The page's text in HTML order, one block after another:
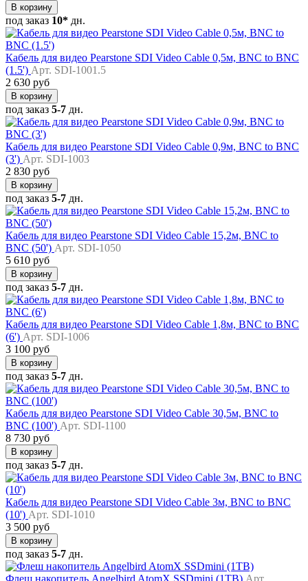
В корзину
под заказ 10* дн.
Кабель для видео Pearstone SDI Video Cable 0,5м, BNC to BNC
(1.5') Арт. SDI-1001.5
2 630 руб
В корзину
под заказ 5-7 дн.
Кабель для видео Pearstone SDI Video Cable 0,9м, BNC to BNC
(3') Арт. SDI-1003
2 830 руб
В корзину
под заказ 5-7 дн.
Кабель для видео Pearstone SDI Video Cable 15,2м, BNC to
BNC (50') Арт. SDI-1050
5 610 руб
В корзину
под заказ 5-7 дн.
Кабель для видео Pearstone SDI Video Cable 1,8м, BNC to BNC
(6') Арт. SDI-1006
3 100 руб
В корзину
под заказ 5-7 дн.
Кабель для видео Pearstone SDI Video Cable 30,5м, BNC to
BNC (100') Арт. SDI-1100
8 730 руб
В корзину
под заказ 5-7 дн.
Кабель для видео Pearstone SDI Video Cable 3м, BNC to BNC
(10') Арт. SDI-1010
3 500 руб
В корзину
под заказ 5-7 дн.
Флеш накопитель Angelbird AtomX SSDmini (1TB) Арт.